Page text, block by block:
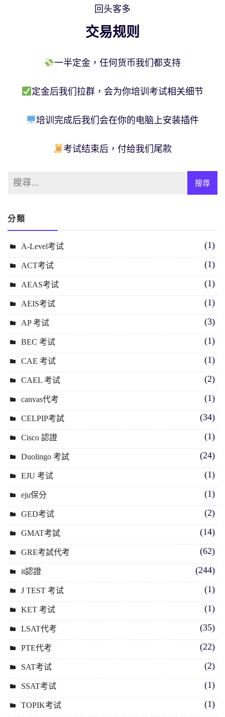
回头客多
交易规则
一半定金，任何货币我们都支持
定金后我们拉群，会为你培训考试相关细节
培训完成后我们会在你的电脑上安装插件
考试结束后，付给我们尾款
分類
A-Level考试 (1)
ACT考试 (1)
AEAS考试 (1)
AEIS考试 (1)
AP 考试 (3)
BEC 考试 (1)
CAE 考试 (1)
CAEL 考试 (2)
canvas代考 (1)
CELPIP考試 (34)
Cisco 認證 (1)
Duolingo 考試 (24)
EJU 考试 (1)
eju保分 (1)
GED考试 (2)
GMAT考試 (14)
GRE考試代考 (62)
it認證 (244)
J TEST 考试 (1)
KET 考试 (1)
LSAT代考 (35)
PTE代考 (22)
SAT考试 (2)
SSAT考试 (1)
TOPIK考试 (1)